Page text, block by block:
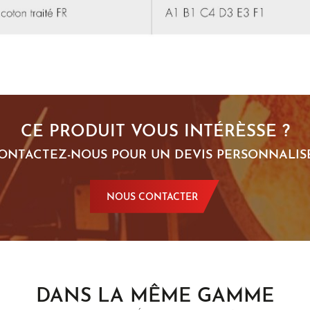
CE PRODUIT VOUS INTÉRÈSSE ?
NOUS POUR UN DEVIS
NOUS CONTACTER
DANS LA MÊME GAMME